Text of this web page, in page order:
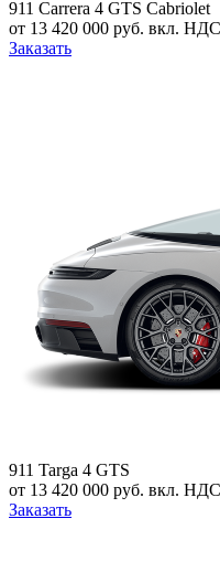
911 Carrera 4 GTS Cabriolet
от 13 420 000 руб. вкл. НДС
Заказать
911 Targa 4 GTS
от 13 420 000 руб. вкл. НДС
Заказать